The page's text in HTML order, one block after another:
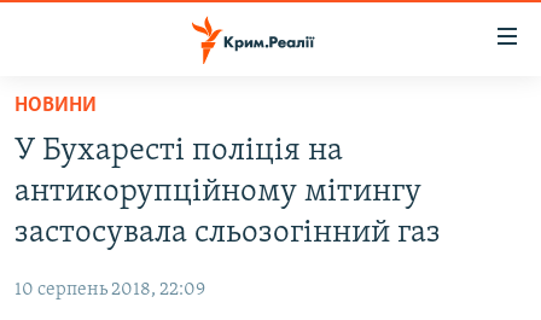
Перейти
основного
матеріалу
до
основної
навігації
ВОДА.КРИМ
ВІДЕО ТА ФОТО
БЛОГИ
НОВИНИ
У Бухаресті поліція на
антикорупційному мітингу
застосувала сльозогінний газ
10 серпень 2018, 22:09